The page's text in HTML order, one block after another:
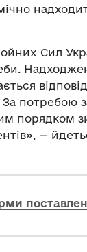
Сил
потребою
порядком
—